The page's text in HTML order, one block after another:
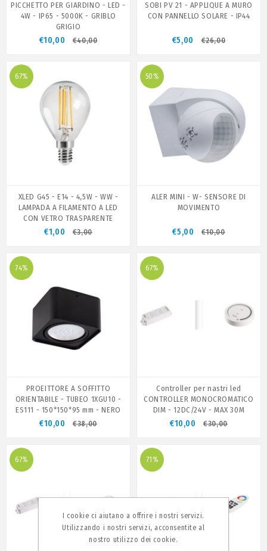
PICCHETTO PER GIARDINO - LED -
4W - IP65 - 5000K - GRIBLO
GRIGIO
€10,00 €40,00
SOBI PV 21 - APPLIQUE A MURO
CON PANNELLO SOLARE - IP44
€5,00 €26,00
67%
XLED G45 - E14 - 4,5W - WW -
LAMPADA A FILAMENTO A LED
CON VETRO TRASPARENTE
€1,00 €3,00
50%
ALER MINI - W- SENSORE DI
MOVIMENTO
€5,00 €10,00
74%
PROEITTORE A SOFFITTO
ORIENTABILE - TUBEO 1XGU10 -
ES111 - 150*150*95 mm - NERO
€10,00 €38,00
67%
Controller per nastri led
CONTROLLER MONOCROMATICO
DIM - 12DC/24V - MAX 30M
€10,00 €30,00
67% 71%
I cookie ci aiutano a offrire i nostri servizi.
Utilizzando i nostri servizi, acconsentite al
nostro utilizzo dei cookie.